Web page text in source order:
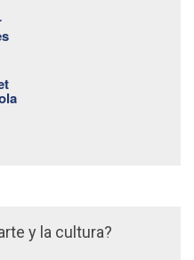
y la cultura?